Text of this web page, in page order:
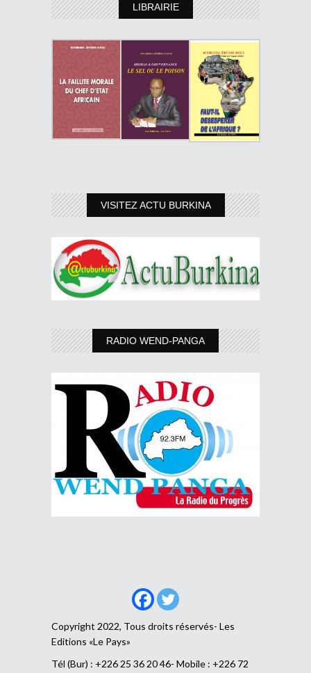
LIBRAIRIE
VISITEZ ACTU BURKINA
RADIO WEND-PANGA
Copyright 2022, Tous droits réservés- Les
Editions «Le Pays»
Tél (Bur) : +226 25 36 20 46- Mobile : +226 72